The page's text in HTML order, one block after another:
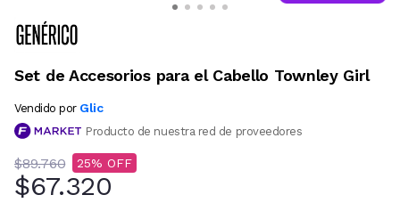
Set de Accesorios para el Cabello Townley Girl
Vendido por Glic
Producto de nuestra red de proveedores
$89.760 25
$67.320